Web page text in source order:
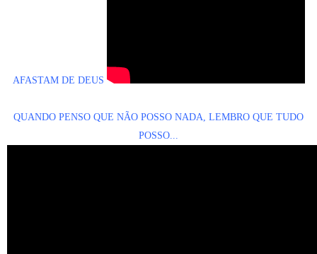
AFASTAM DE DEUS
QUANDO PENSO QUE NÃO POSSO NADA, LEMBRO QUE TUDO
POSSO...